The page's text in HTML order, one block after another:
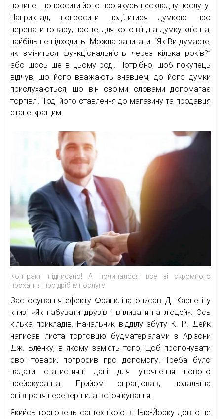
повинен попросити його про якусь нескладну послугу.
Наприклад, попросити поділитися думкою про
переваги товару, про те, для кого він, на думку клієнта,
найбільше підходить. Можна запитати: “Як Ви думаєте,
як зміниться функціональність через кілька років?”
або щось ще в цьому роді. Потрібно, щоб покупець
відчув, що його вважають знавцем, до його думки
прислухаються, що він своїми словами допомагає
торгівлі. Тоді його ставлення до магазину та продавця
стане кращим.
Контракт підписано! А починалося все зі скромного
прохання про дрібну послугу
Застосування ефекту Франкліна описав Д. Карнегі у
книзі «Як набувати друзів і впливати на людей». Ось
кілька прикладів. Начальник відділу збуту К. Р. Дейк
написав листа торговцю будматеріалами з Арізони
Дж. Бленку, в якому замість того, щоб пропонувати
свої товари, попросив про допомогу. Треба було
надати статистичні дані для уточнення нового
прейскуранта. Прийом спрацював, подальша
співпраця перевершила всі очікування.
Якийсь торговець сантехнікою в Нью-Йорку довго не